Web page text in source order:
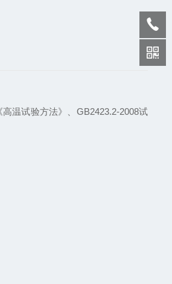
温试验方法》、GB2423.2-2008试